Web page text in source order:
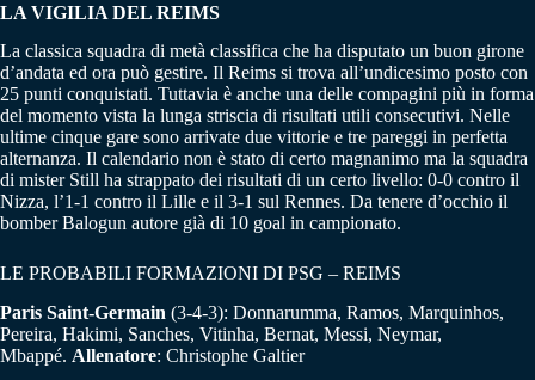
LA VIGILIA DEL REIMS
La classica squadra di metà classifica che ha disputato un buon girone
d’andata ed ora può gestire. Il Reims si trova all’undicesimo posto con
25 punti conquistati. Tuttavia è anche una delle compagini più in forma
del momento vista la lunga striscia di risultati utili consecutivi. Nelle
ultime cinque gare sono arrivate due vittorie e tre pareggi in perfetta
alternanza. Il calendario non è stato di certo magnanimo ma la squadra
di mister Still ha strappato dei risultati di un certo livello: 0-0 contro il
Nizza, l’1-1 contro il Lille e il 3-1 sul Rennes. Da tenere d’occhio il
bomber Balogun autore già di 10 goal in campionato.
LE PROBABILI FORMAZIONI DI PSG – REIMS
Paris Saint-Germain (3-4-3): Donnarumma, Ramos, Marquinhos,
Pereira, Hakimi, Sanches, Vitinha, Bernat, Messi, Neymar,
Mbappé. Allenatore: Christophe Galtier